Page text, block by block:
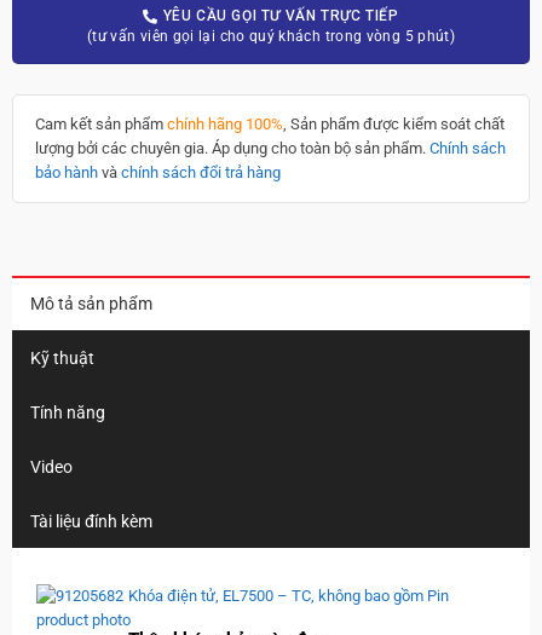
YÊU CẦU GỌI TƯ VẤN TRỰC TIẾP
(tư vấn viên gọi lại cho quý khách trong vòng 5 phút)
Cam kết sản phẩm chính hãng 100%, Sản phẩm được kiểm soát chất
lượng bởi các chuyên gia. Áp dụng cho toàn bộ sản phẩm. Chính sách
bảo hành và chính sách đổi trả hàng
Mô tả sản phẩm
Kỹ thuật
Tính năng
Video
Tài liệu đính kèm
Khóa điện tử, EL7500 – TC, không bao gồm Pin